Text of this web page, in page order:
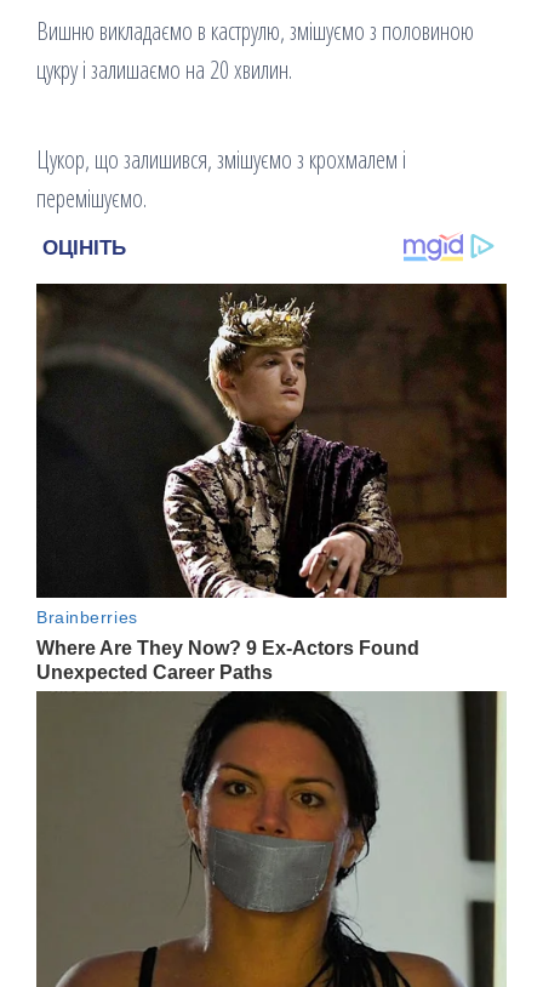
Вишню викладаємо в каструлю, змішуємо з половиною
цукру і залишаємо на 20 хвилин.
Цукор, що залишився, змішуємо з крохмалем і
перемішуємо.